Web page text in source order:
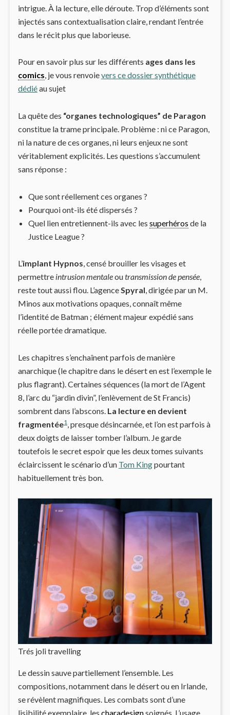
intrigue. À la lecture, elle déroute. Trop d’éléments sont
injectés sans contextualisation claire, rendant l’entrée
dans le récit plus que laborieuse.
Pour en savoir plus sur les différents ages dans les
comics, je vous renvoievers ce dossier synthétique
dédiéau sujet
La quête des “organes technologiques” de Paragon
constitue la trame principale. Problème : ni ce Paragon,
ni la nature de ces organes, ni leurs enjeux ne sont
véritablement explicités. Les questions s’accumulent
sans réponse :
Que sont réellement ces organes ?
Pourquoi ont-ils été dispersés ?
Quel lien entretiennent-ils avec les superhéros de la
Justice League ?
L’implant Hypnos, censé brouiller les visages et
permettre intrusion mentaleoutransmission de pensée,
reste tout aussi flou. L’agenceSpyral, dirigée par un M.
Minos aux motivations opaques, connaît même
l’identité de Batman ; élément majeur expédié sans
réelle portée dramatique.
Les chapitres s’enchaînent parfois de manière
anarchique (le chapitre dans le désert en est l’exemple le
plus flagrant). Certaines séquences (la mort de l’Agent
8, l’arc du “jardin divin”, l’enlèvement de St Francis)
sombrent dans l’abscons. La lecture en devient
fragmentée1, presque désincarnée, et l’on est parfois à
deux doigts de laisser tomber l’album. Je garde
toutefois le secret espoir que les deux tomes suivants
éclaircissent le scénario d’un Tom Kingpourtant
habituellement très bon.
Trés joli travelling
Le dessin sauve partiellement l’ensemble. Les
compositions, notamment dans le désert ou en Irlande,
se révèlent magnifiques. Les combats sont d’une
lisibilité exemplaire, les charadesignsoignés. L’usage